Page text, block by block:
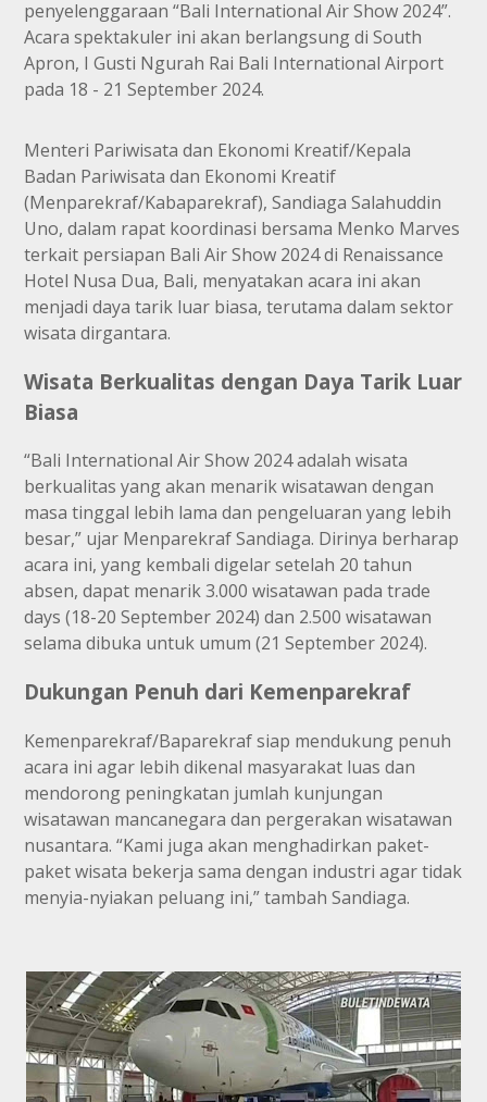
penyelenggaraan “Bali International Air Show 2024”.
Acara spektakuler ini akan berlangsung di South
Apron, I Gusti Ngurah Rai Bali International Airport
pada 18 - 21 September 2024.
Menteri Pariwisata dan Ekonomi Kreatif/Kepala
Badan Pariwisata dan Ekonomi Kreatif
(Menparekraf/Kabaparekraf), Sandiaga Salahuddin
Uno, dalam rapat koordinasi bersama Menko Marves
terkait persiapan Bali Air Show 2024 di Renaissance
Hotel Nusa Dua, Bali, menyatakan acara ini akan
menjadi daya tarik luar biasa, terutama dalam sektor
wisata dirgantara.
Wisata Berkualitas dengan Daya Tarik Luar
Biasa
“Bali International Air Show 2024 adalah wisata
berkualitas yang akan menarik wisatawan dengan
masa tinggal lebih lama dan pengeluaran yang lebih
besar,” ujar Menparekraf Sandiaga. Dirinya berharap
acara ini, yang kembali digelar setelah 20 tahun
absen, dapat menarik 3.000 wisatawan pada trade
days (18-20 September 2024) dan 2.500 wisatawan
selama dibuka untuk umum (21 September 2024).
Dukungan Penuh dari Kemenparekraf
Kemenparekraf/Baparekraf siap mendukung penuh
acara ini agar lebih dikenal masyarakat luas dan
mendorong peningkatan jumlah kunjungan
wisatawan mancanegara dan pergerakan wisatawan
nusantara. “Kami juga akan menghadirkan paket-
paket wisata bekerja sama dengan industri agar tidak
menyia-nyiakan peluang ini,” tambah Sandiaga.